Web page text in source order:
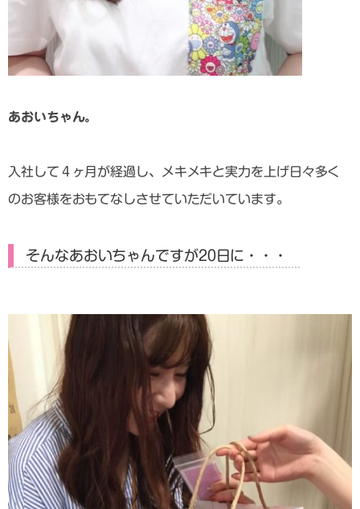
あおいちゃん。
入社して４ヶ月が経過し、メキメキと実力を上げ日々多く
のお客様をおもてなしさせていただいています。
そんなあおいちゃんですが20日に・・・